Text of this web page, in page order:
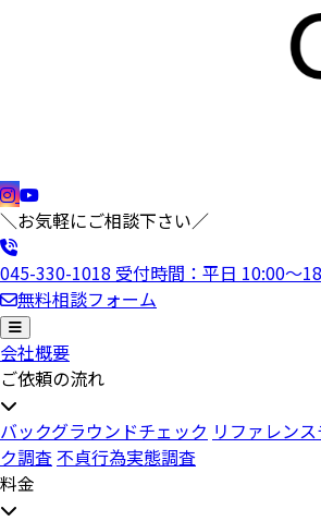
＼お気軽にご相談下さい／
045-330-1018 受付時間：平日 10:00〜
無料相談フォーム
会社概要
ご依頼の流れ
バックグラウンドチェック リファレン
ク調査不貞行為実態調査
料金